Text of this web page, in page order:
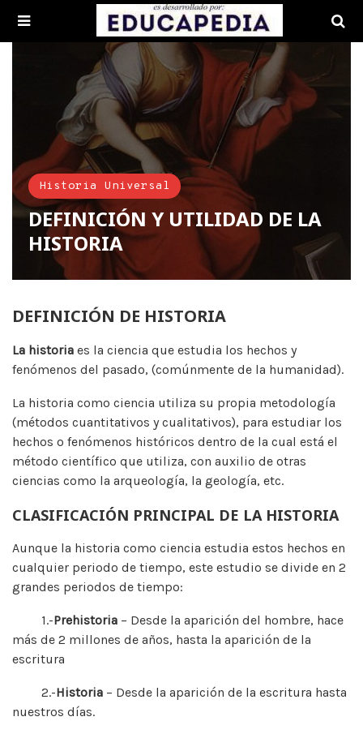
Historia Universal
DEFINICIÓN Y UTILIDAD DE LA
HISTORIA
DEFINICIÓN DE HISTORIA
La historia es la ciencia que estudia los hechos y
fenómenos del pasado, (comúnmente de la humanidad).
La historia como ciencia utiliza su propia metodología
(métodos cuantitativos y cualitativos), para estudiar los
hechos o fenómenos históricos dentro de la cual está el
método científico que utiliza, con auxilio de otras
ciencias como la arqueología, la geología, etc.
CLASIFICACIÓN PRINCIPAL DE LA HISTORIA
Aunque la historia como ciencia estudia estos hechos en
cualquier periodo de tiempo, este estudio se divide en 2
grandes periodos de tiempo:
1.-Prehistoria – Desde la aparición del hombre, hace
más de 2 millones de años, hasta la aparición de la
escritura
2.-Historia – Desde la aparición de la escritura hasta
nuestros días.